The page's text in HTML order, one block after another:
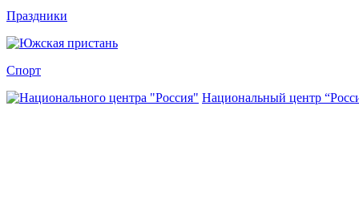
Праздники
Спорт
Национальный центр